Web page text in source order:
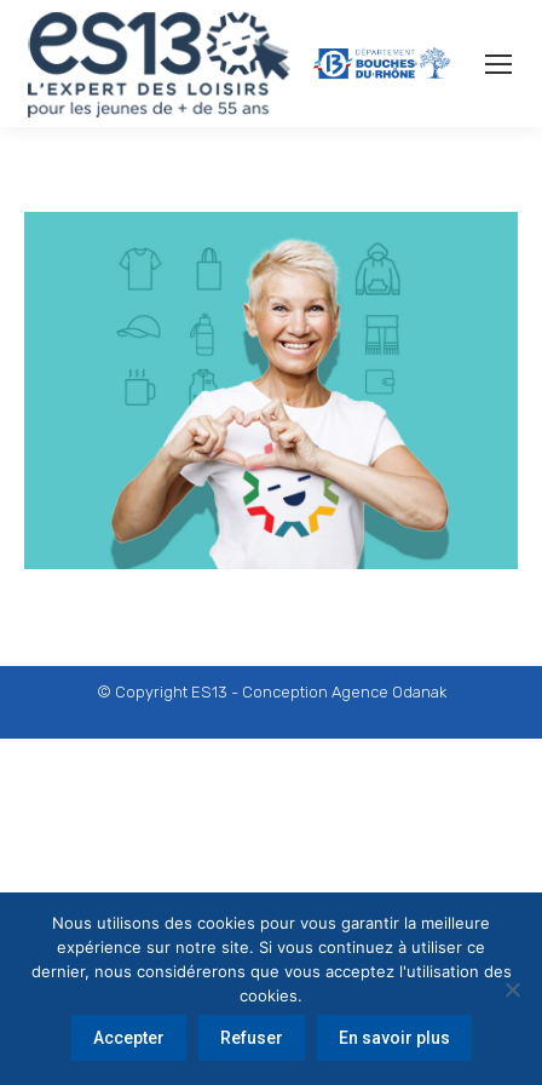
© Copyright ES13 - Conception Agence Odanak
Nous utilisons des cookies pour vous garantir la meilleure
expérience sur notre site. Si vous continuez à utiliser ce
dernier, nous considérerons que vous acceptez l'utilisation des
cookies.
Accepter Refuser En savoir plus